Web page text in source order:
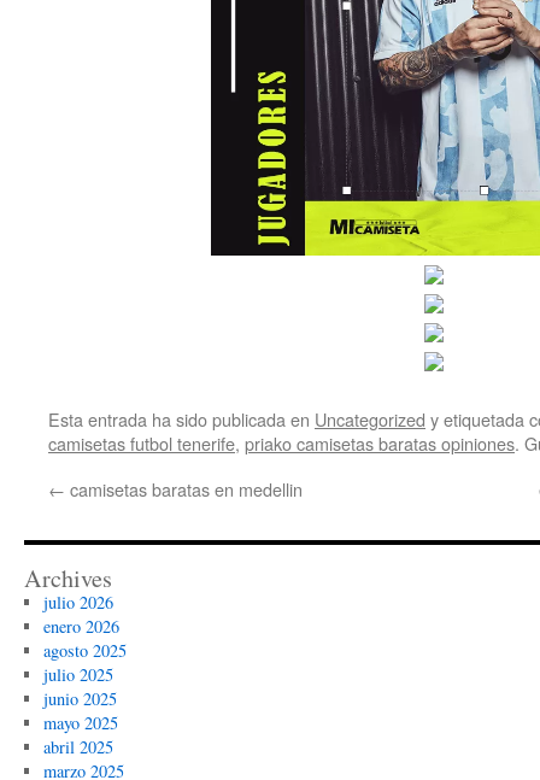
Esta entrada ha sido publicada en Uncategorized y etiquetada
camisetas futbol tenerife, priako camisetas baratas opiniones.
← camisetas baratas en medellin
Archives
julio 2026
enero 2026
agosto 2025
julio 2025
junio 2025
mayo 2025
abril 2025
marzo 2025